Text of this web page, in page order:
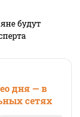
будут
дня — в
сетях